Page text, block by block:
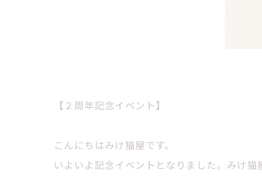
【２周年記念イベント】
こんにちはみけ猫屋です。
いよいよ記念イベントとなりました。みけ